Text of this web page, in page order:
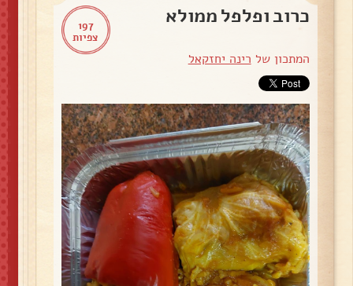
197
צפיות
כרוב ופלפל ממולא
המתכון של רינה יחזקאל